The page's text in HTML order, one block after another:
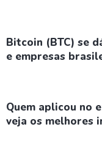
Bitcoin (BTC) se
e empresas
Quem aplicou no
veja os melhores